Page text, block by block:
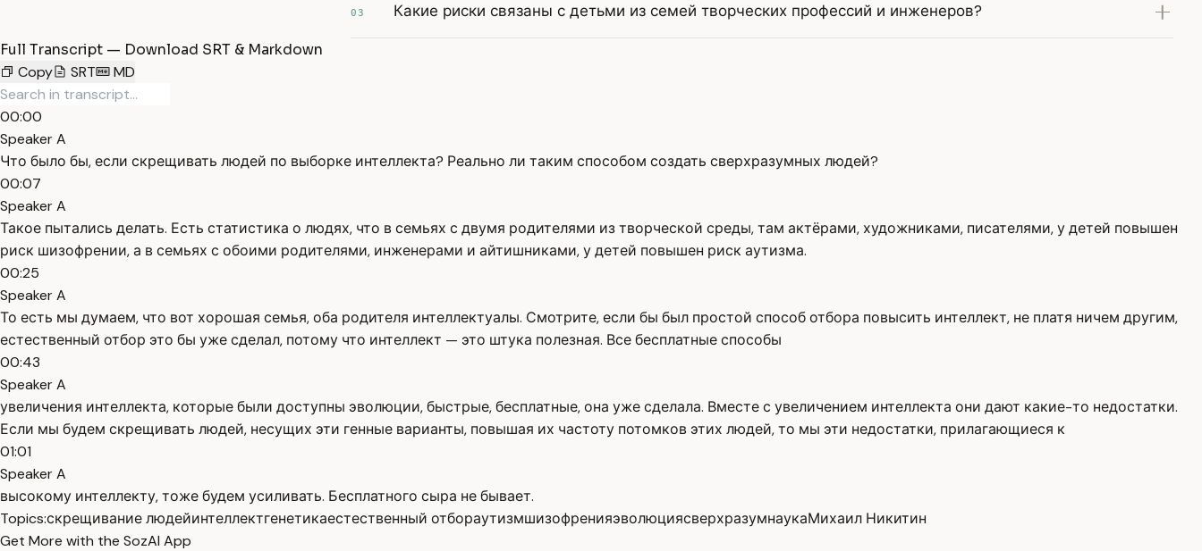
03 Какие риски связаны с детьми из семей творческих профессий и инженеров?
Full Transcript — Download SRT & Markdown
Copy
SRT MD
00:00
Speaker A
Что было бы, если скрещивать людей по выборке интеллекта? Реально ли таким способом создать сверхразумных людей?
00:07
Speaker A
Такое пытались делать. Есть статистика о людях, что в семьях с двумя родителями из творческой среды, там актёрами, художниками, писателями, у детей повышен
риск шизофрении, а в семьях с обоими родителями, инженерами и айтишниками, у детей повышен риск аутизма.
00:25
Speaker A
То есть мы думаем, что вот хорошая семья, оба родителя интеллектуалы. Смотрите, если бы был простой способ отбора повысить интеллект, не платя ничем другим,
естественный отбор это бы уже сделал, потому что интеллект — это штука полезная. Все бесплатные способы
00:43
Speaker A
увеличения интеллекта, которые были доступны эволюции, быстрые, бесплатные, она уже сделала. Вместе с увеличением интеллекта они дают какие-то недостатки.
Если мы будем скрещивать людей, несущих эти генные варианты, повышая их частоту потомков этих людей, то мы эти недостатки, прилагающиеся к
01:01
Speaker A
высокому интеллекту, тоже будем усиливать. Бесплатного сыра не бывает.
Topics:скрещивание людейинтеллектгенетикаестественный отбораутизмшизофренияэволюциясверхразумнаукаМихаил Никитин
Get More with the SozAI App